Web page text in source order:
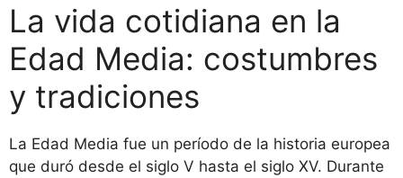
La vida cotidiana en la
Edad Media: costumbres
y tradiciones
La Edad Media fue un período de la historia europea
que duró desde el siglo V hasta el siglo XV. Durante